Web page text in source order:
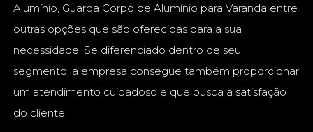
Alumínio, Guarda Corpo de Alumínio para Varanda entre
outras opções que são oferecidas para a sua
necessidade. Se diferenciado dentro de seu
segmento, a empresa consegue também proporcionar
um atendimento cuidadoso e que busca a satisfação
do cliente.